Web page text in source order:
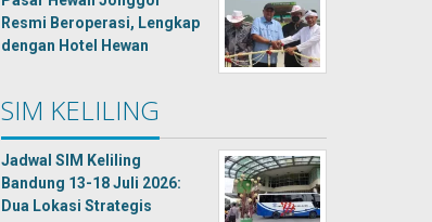
Resmi Beroperasi, Lengkap
dengan Hotel Hewan
SIM KELILING
Jadwal SIM Keliling
Bandung 13-18 Juli 2026:
Dua Lokasi Strategis